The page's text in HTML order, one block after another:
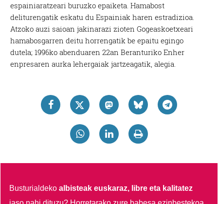
espainiaratzeari buruzko epaiketa. Hamabost
deliturengatik eskatu du Espainiak haren estradizioa.
Atzoko auzi saioan jakinarazi zioten Gogeaskoetxeari
hamabosgarren deitu horrengatik be epaitu egingo
dutela; 1996ko abenduaren 22an Beranturiko Enher
enpresaren aurka lehergaiak jartzeagatik, alegia.
Busturialdekoalbisteak euskaraz, libre eta kalitatez